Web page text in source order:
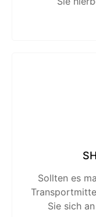
Sollten es
Sie sich